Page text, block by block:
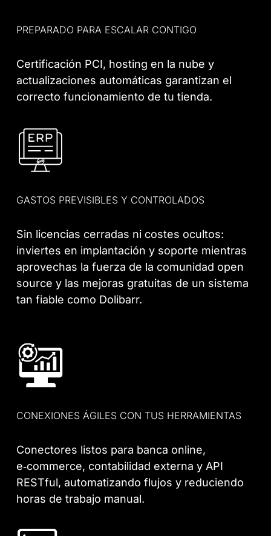
PREPARADO PARA ESCALAR CONTIGO
Certificación PCI, hosting en la nube y
actualizaciones automáticas garantizan el
correcto funcionamiento de tu tienda.
GASTOS PREVISIBLES Y CONTROLADOS
Sin licencias cerradas ni costes ocultos:
inviertes en implantación y soporte mientras
aprovechas la fuerza de la comunidad open
source y las mejoras gratuitas de un sistema
tan fiable como Dolibarr.
CONEXIONES ÁGILES CON TUS HERRAMIENTAS
Conectores listos para banca online,
e‑commerce, contabilidad externa y API
RESTful, automatizando flujos y reduciendo
horas de trabajo manual.